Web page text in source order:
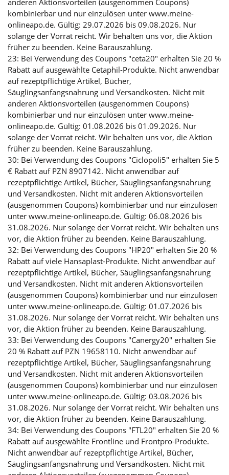
kombinierbar und nur einzulösen unter www.meine-
onlineapo.de. Gültig: 29.07.2026 bis 09.08.2026. Nur
solange der Vorrat reicht. Wir behalten uns vor, die Aktion
früher zu beenden. Keine Barauszahlung.
23: Bei Verwendung des Coupons "ceta20" erhalten Sie 20 %
Rabatt auf ausgewählte Cetaphil-Produkte. Nicht anwendbar
auf rezeptpflichtige Artikel, Bücher,
Säuglingsanfangsnahrung und Versandkosten. Nicht mit
anderen Aktionsvorteilen (ausgenommen Coupons)
kombinierbar und nur einzulösen unter www.meine-
onlineapo.de. Gültig: 01.08.2026 bis 01.09.2026. Nur
solange der Vorrat reicht. Wir behalten uns vor, die Aktion
früher zu beenden. Keine Barauszahlung.
30: Bei Verwendung des Coupons "Ciclopoli5" erhalten Sie 5
€ Rabatt auf PZN 8907142. Nicht anwendbar auf
rezeptpflichtige Artikel, Bücher, Säuglingsanfangsnahrung
und Versandkosten. Nicht mit anderen Aktionsvorteilen
(ausgenommen Coupons) kombinierbar und nur einzulösen
unter www.meine-onlineapo.de. Gültig: 06.08.2026 bis
31.08.2026. Nur solange der Vorrat reicht. Wir behalten uns
vor, die Aktion früher zu beenden. Keine Barauszahlung.
32: Bei Verwendung des Coupons "HP20" erhalten Sie 20 %
Rabatt auf viele Hansaplast-Produkte. Nicht anwendbar auf
rezeptpflichtige Artikel, Bücher, Säuglingsanfangsnahrung
und Versandkosten. Nicht mit anderen Aktionsvorteilen
(ausgenommen Coupons) kombinierbar und nur einzulösen
unter www.meine-onlineapo.de. Gültig: 01.07.2026 bis
31.08.2026. Nur solange der Vorrat reicht. Wir behalten uns
vor, die Aktion früher zu beenden. Keine Barauszahlung.
33: Bei Verwendung des Coupons "Canergy20" erhalten Sie
20 % Rabatt auf PZN 19658110. Nicht anwendbar auf
rezeptpflichtige Artikel, Bücher, Säuglingsanfangsnahrung
und Versandkosten. Nicht mit anderen Aktionsvorteilen
(ausgenommen Coupons) kombinierbar und nur einzulösen
unter www.meine-onlineapo.de. Gültig: 03.08.2026 bis
31.08.2026. Nur solange der Vorrat reicht. Wir behalten uns
vor, die Aktion früher zu beenden. Keine Barauszahlung.
34: Bei Verwendung des Coupons "FTL20" erhalten Sie 20 %
Rabatt auf ausgewählte Frontline und Frontpro-Produkte.
Nicht anwendbar auf rezeptpflichtige Artikel, Bücher,
Säuglingsanfangsnahrung und Versandkosten. Nicht mit